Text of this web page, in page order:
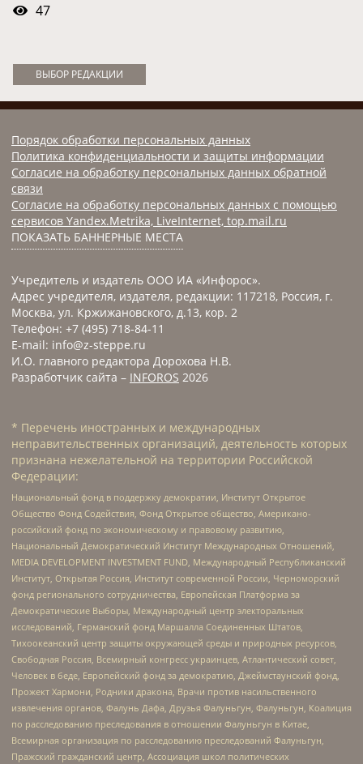
47
ВЫБОР РЕДАКЦИИ
Порядок обработки персональных данных
Политика конфиденциальности и защиты информации
Согласие на обработку персональных данных обратной
связи
Согласие на обработку персональных данных с помощью
сервисов Yandex.Metrika, LiveInternet, top.mail.ru
ПОКАЗАТЬ БАННЕРНЫЕ МЕСТА
Учредитель и издатель ООО ИА «Инфорос».
Адрес учредителя, издателя, редакции: 117218, Россия, г.
Москва, ул. Кржижановского, д.13, кор. 2
Телефон: +7 (495) 718-84-11
E-mail: info@z-steppe.ru
И.О. главного редактора Дорохова Н.В.
Разработчик сайта – INFOROS 2026
* Перечень иностранных и международных
неправительственных организаций, деятельность которых
признана нежелательной на территории Российской
Федерации:
Национальный фонд в поддержку демократии, Институт Открытое
Общество Фонд Содействия, Фонд Открытое общество, Американо-
российский фонд по экономическому и правовому развитию,
Национальный Демократический Институт Международных Отношений,
MEDIA DEVELOPMENT INVESTMENT FUND, Международный Республиканский
Институт, Открытая Россия, Институт современной России, Черноморский
фонд регионального сотрудничества, Европейская Платформа за
Демократические Выборы, Международный центр электоральных
исследований, Германский фонд Маршалла Соединенных Штатов,
Тихоокеанский центр защиты окружающей среды и природных ресурсов,
Свободная Россия, Всемирный конгресс украинцев, Атлантический совет,
Человек в беде, Европейский фонд за демократию, Джеймстаунский фонд,
Прожект Хармони, Родники дракона, Врачи против насильственного
извлечения органов, Фалунь Дафа, Друзья Фалуньгун, Фалуньгун, Коалиция
по расследованию преследования в отношении Фалуньгун в Китае,
Всемирная организация по расследованию преследований Фалуньгун,
Пражский гражданский центр, Ассоциация школ политических